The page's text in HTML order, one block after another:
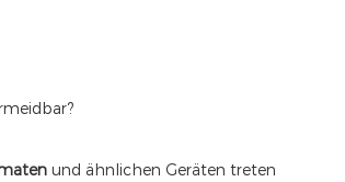
und ähnlichen Geräten treten